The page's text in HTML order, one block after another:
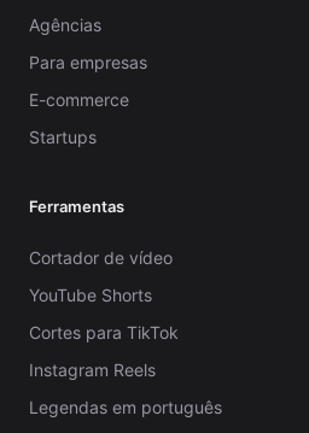
Agências
Para empresas
E-commerce
Startups
Ferramentas
Cortador de vídeo
YouTube Shorts
Cortes para TikTok
Instagram Reels
Legendas em português